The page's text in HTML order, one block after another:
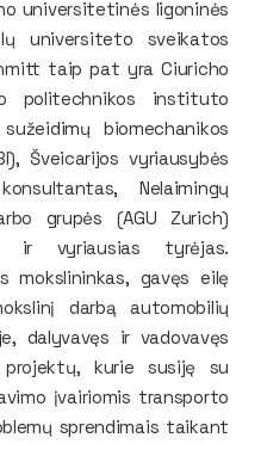
universitetinės ligoninės
universiteto sveikatos
taip pat yra Ciuricho
politechnikos instituto
biomechanikos
Šveicarijos vyriausybės
Nelaimingų
grupės (AGU Zurich)
ir vyriausias tyrėjas.
mokslininkas, gavęs eilę
darbą automobilių
dalyvavęs ir vadovavęs
kurie susiję su
įvairiomis transporto
sprendimais taikant